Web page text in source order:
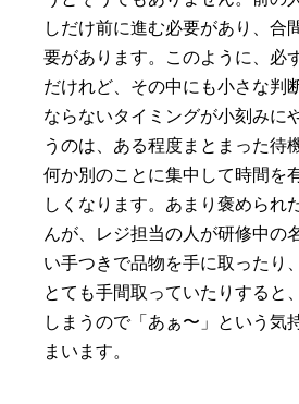
しだけ前に進む必要があり、合
要があります。このように、必
だけれど、その中にも小さな判
ならないタイミングが小刻みに
うのは、ある程度まとまった待
何か別のことに集中して時間を
しくなります。あまり褒められ
んが、レジ担当の人が研修中の
い手つきで品物を手に取ったり
とても手間取っていたりすると
しまうので「あぁ〜」という気
まいます。